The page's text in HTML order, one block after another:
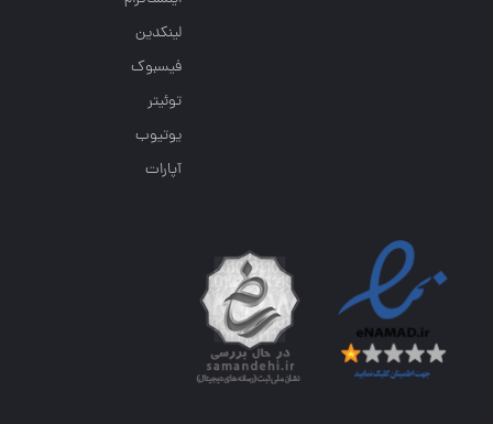
لینکدین
فیسبوک
توئیتر
یوتیوب
آپارات